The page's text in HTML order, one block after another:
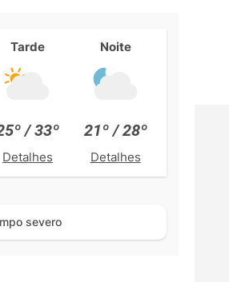
Tarde
/ 33º
Detalhes
Noite
21º / 28º
Detalhes
severo